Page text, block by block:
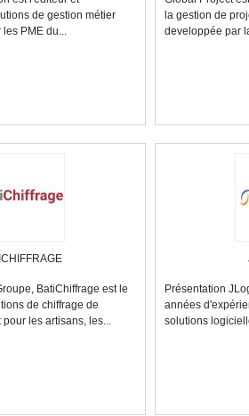
de gestion métier
PME du...
la gestion de
developpée par
BatiChiffrage est le
de chiffrage de
les artisans, les...
Présentation
années
solutions